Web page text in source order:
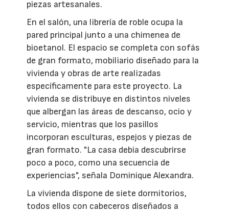
piezas artesanales.
En el salón, una librería de roble ocupa la
pared principal junto a una chimenea de
bioetanol. El espacio se completa con sofás
de gran formato, mobiliario diseñado para la
vivienda y obras de arte realizadas
específicamente para este proyecto. La
vivienda se distribuye en distintos niveles
que albergan las áreas de descanso, ocio y
servicio, mientras que los pasillos
incorporan esculturas, espejos y piezas de
gran formato. "La casa debía descubrirse
poco a poco, como una secuencia de
experiencias", señala Dominique Alexandra.
La vivienda dispone de siete dormitorios,
todos ellos con cabeceros diseñados a